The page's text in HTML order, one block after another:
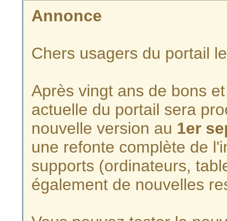
Annonce
Chers usagers du portail
Après vingt ans de bons
actuelle du portail sera
nouvelle version au 1er
une refonte complète de
supports (ordinateurs,
également de nouvelles